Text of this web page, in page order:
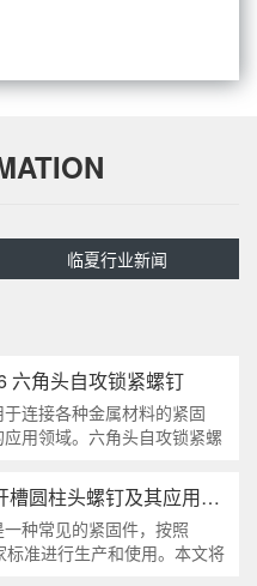
临夏行业新闻
六角头自攻锁紧螺钉
连接各种金属材料的紧固
用领域。六角头自攻锁紧螺
析这种螺钉的特点、应用以
识点，为读者提供全面的了
GB/T65-2000 开槽圆柱头螺钉及其应用领域
种常见的紧固件，按照
准进行生产和使用。本文将